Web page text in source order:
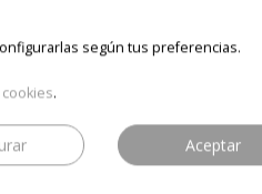
según tus preferencias.
.
Aceptar